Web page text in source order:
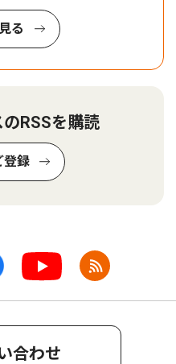
る
RSSを購読
登録
合わせ